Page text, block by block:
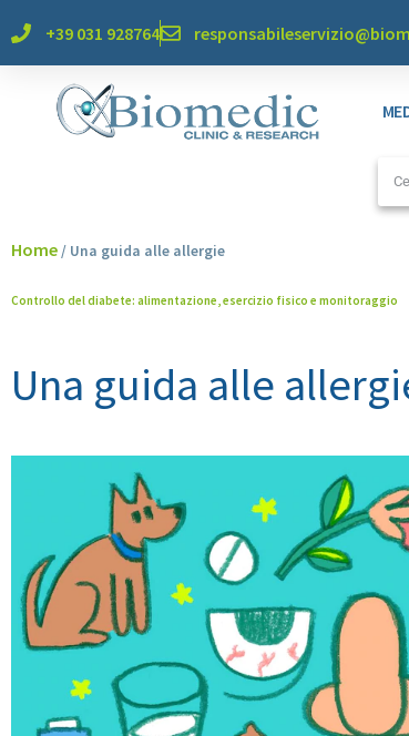
+39 031 928764
Home/ Una guida alle allergie
Controllo del diabete: alimentazione, esercizio fisico e monitoraggio
Una guida alle